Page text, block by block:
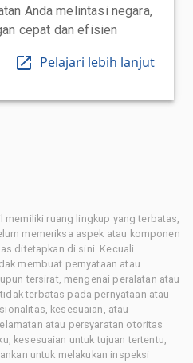
Anda melintasi negara,
cepat dan efisien
Pelajari lebih lanjut
ruang lingkup yang terbatas,
memeriksa aspek atau komponen
ditetapkan di sini. Kecuali
membuat pernyataan atau
tersirat, mengenai peralatan atau
terbatas pada pernyataan atau
kesesuaian, atau
atau persyaratan otoritas
kesesuaian untuk tujuan tertentu,
untuk melakukan inspeksi